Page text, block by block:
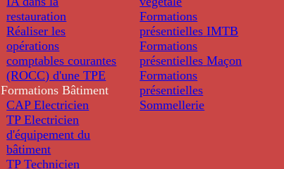
restauration
Réaliser les
opérations
comptables courantes
(ROCC) d'une TPE
Formations Bâtiment
CAP Electricien
TP Electricien
d'équipement du
bâtiment
TP Technicien
Formations
présentielles IMTB
Formations
présentielles Maçon
Formations
présentielles
Sommellerie